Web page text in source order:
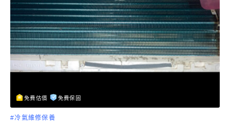
免費估價 免費保固
#冷氣維修保養